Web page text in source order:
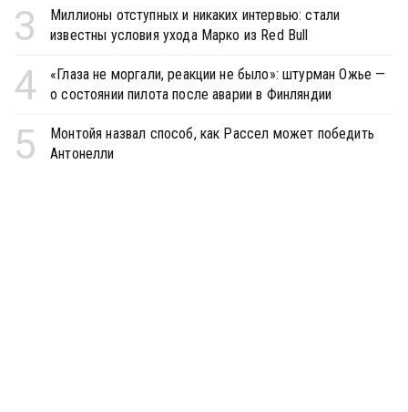
3
Миллионы отступных и никаких интервью: стали
известны условия ухода Марко из Red Bull
4
«Глаза не моргали, реакции не было»: штурман Ожье —
о состоянии пилота после аварии в Финляндии
5
Монтойя назвал способ, как Рассел может победить
Антонелли